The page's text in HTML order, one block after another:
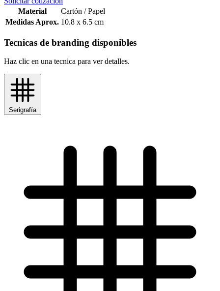
Material
Cartón / Papel
Medidas Aprox. 10.8 x 6.5 cm
Tecnicas de branding disponibles
Haz clic en una tecnica para ver detalles.
Serigrafía